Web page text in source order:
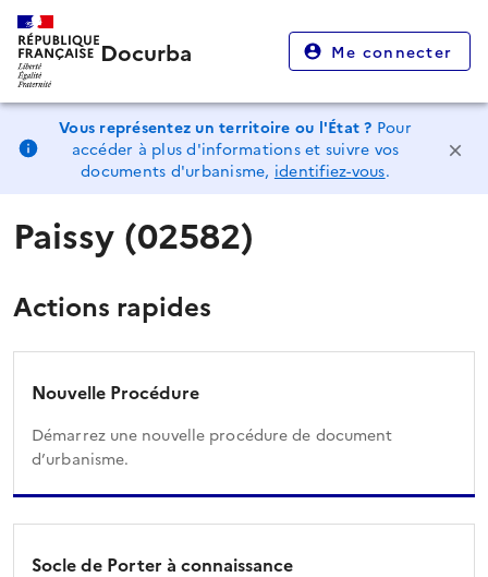
Docurba Me connecter
Vous représentez un territoire ou l'État ? Pour
accéder à plus d'informations et suivre vos
documents d'urbanisme, identifiez-vous.
Paissy (02582)
Actions rapides
Nouvelle Procédure
Démarrez une nouvelle procédure de document
d’urbanisme.
Socle de Porter à connaissance